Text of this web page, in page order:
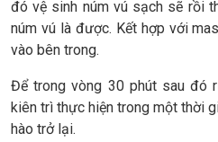
đó vệ sinh núm vú sạch sẽ rồi
núm vú là được. Kết hợp với
vào bên trong.
Để trong vòng 30 phút sau đó
kiên trì thực hiện trong một thời
hào trở lại.